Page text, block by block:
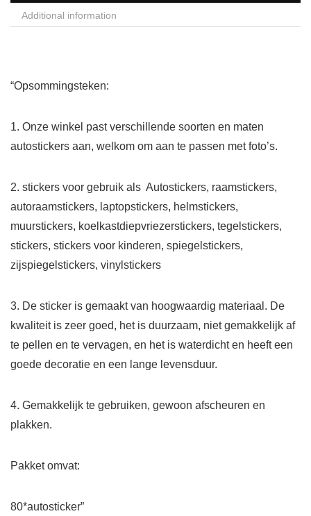
Additional information
“Opsommingsteken:
1. Onze winkel past verschillende soorten en maten
autostickers aan, welkom om aan te passen met foto’s.
2. stickers voor gebruik als Autostickers, raamstickers,
autoraamstickers, laptopstickers, helmstickers,
muurstickers, koelkastdiepvriezerstickers, tegelstickers,
stickers, stickers voor kinderen, spiegelstickers,
zijspiegelstickers, vinylstickers
3. De sticker is gemaakt van hoogwaardig materiaal. De
kwaliteit is zeer goed, het is duurzaam, niet gemakkelijk af
te pellen en te vervagen, en het is waterdicht en heeft een
goede decoratie en een lange levensduur.
4. Gemakkelijk te gebruiken, gewoon afscheuren en
plakken.
Pakket omvat:
80*autosticker”